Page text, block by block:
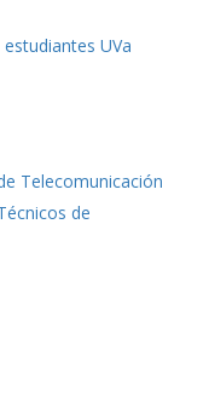
UVa
Telecomunicación
de